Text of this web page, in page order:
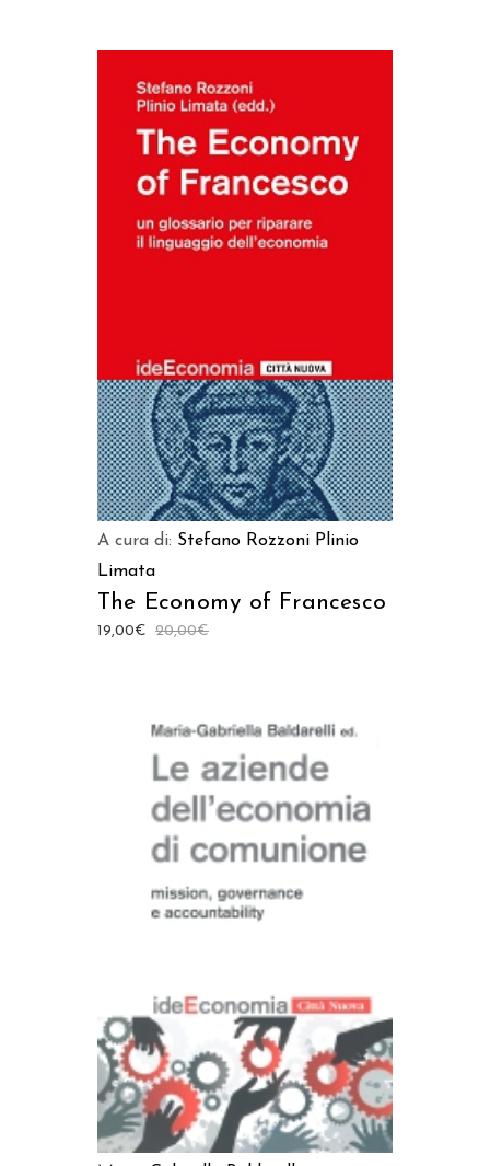
A cura di: Stefano Rozzoni Plinio
Limata
The Economy of Francesco
20,00€
19,00€
AGGIUNGI AL CARRELLO